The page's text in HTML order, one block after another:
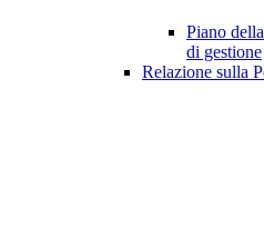
Piano
di gestione
Relazione sulla